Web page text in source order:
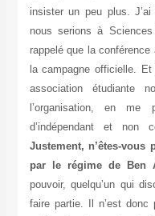
insister un peu plus.
nous serions à
rappelé que la
la campagne officielle.
association étudiante
l’organisation, en me
d’indépendant et non
Justement, n’êtes-vous
par le régime de Ben
pouvoir, quelqu’un qui
faire partie. Il n’est